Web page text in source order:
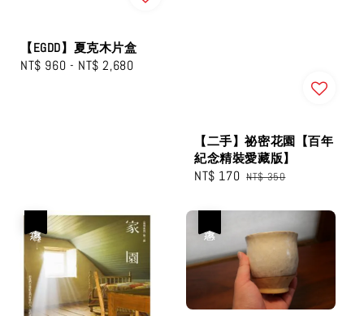
【EGDD】夏克木片盒
Regular
NT$ 960 - NT$ 2,680
【二手】祕密花園【百年
紀念精裝愛藏版】
Sale
NT$ 170 Regular
NT$ 350